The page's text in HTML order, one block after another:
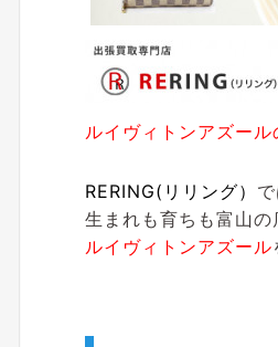
ルイヴィトンアズー
RERING(リリング）
生まれも育ちも富山の
ルイヴィトンアズール